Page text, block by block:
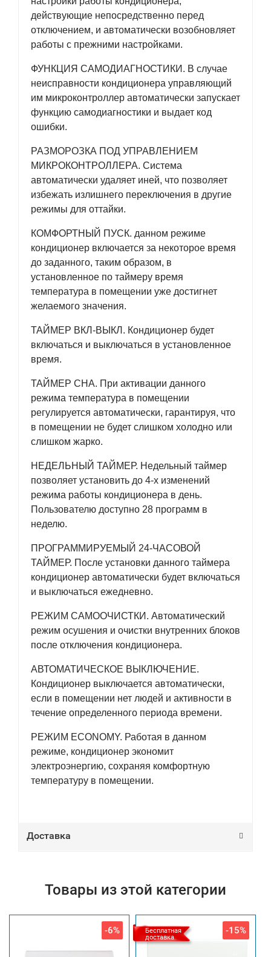
действующие непосредственно перед
отключением, и автоматически возобновляет
работы с прежними настройками.
ФУНКЦИЯ САМОДИАГНОСТИКИ. В случае
неисправности кондиционера управляющий
им микроконтроллер автоматически запускает
функцию самодиагностики и выдает код
ошибки.
РАЗМОРОЗКА ПОД УПРАВЛЕНИЕМ
МИКРОКОНТРОЛЛЕРА. Система
автоматически удаляет иней, что позволяет
избежать излишнего переключения в другие
режимы для оттайки.
КОМФОРТНЫЙ ПУСК. данном режиме
кондиционер включается за некоторое время
до заданного, таким образом, в
установленное по таймеру время
температура в помещении уже достигнет
желаемого значения.
ТАЙМЕР ВКЛ-ВЫКЛ. Кондиционер будет
включаться и выключаться в установленное
время.
ТАЙМЕР СНА. При активации данного
режима температура в помещении
регулируется автоматически, гарантируя, что
в помещении не будет слишком холодно или
слишком жарко.
НЕДЕЛЬНЫЙ ТАЙМЕР. Недельный таймер
позволяет установить до 4-х изменений
режима работы кондиционера в день.
Пользователю доступно 28 программ в
неделю.
ПРОГРАММИРУЕМЫЙ 24-ЧАСОВОЙ
ТАЙМЕР. После установки данного таймера
кондиционер автоматически будет включаться
и выключаться ежедневно.
РЕЖИМ САМООЧИСТКИ. Автоматический
режим осушения и очистки внутренних блоков
после отключения кондиционера.
АВТОМАТИЧЕСКОЕ ВЫКЛЮЧЕНИЕ.
Кондиционер выключается автоматически,
если в помещении нет людей и активности в
течение определенного периода времени.
РЕЖИМ ECONOMY. Работая в данном
режиме, кондиционер экономит
электроэнергию, сохраняя комфортную
температуру в помещении.
Доставка
Товары из этой категории
-6%
Бесплатная
доставка
-15%